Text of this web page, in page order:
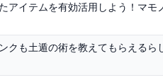
アイテムを有効活用しよう！マ
クも土遁の術を教えてもらえる